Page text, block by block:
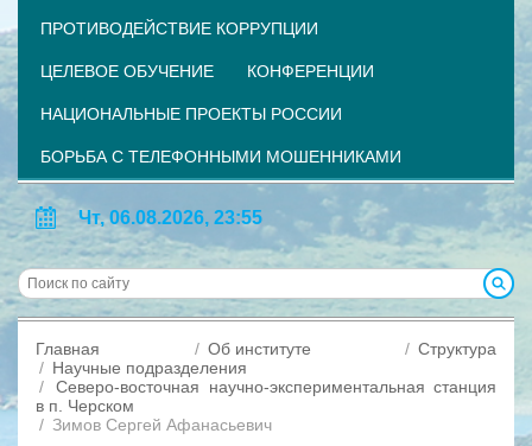
ПРОТИВОДЕЙСТВИЕ КОРРУПЦИИ
ЦЕЛЕВОЕ ОБУЧЕНИЕ КОНФЕРЕНЦИИ
НАЦИОНАЛЬНЫЕ ПРОЕКТЫ РОССИИ
БОРЬБА С ТЕЛЕФОННЫМИ МОШЕННИКАМИ
Чт, 06.08.2026, 23:55
Главная Об институте
Структура
Научные подразделения
Северо-восточная научно-экспериментальная станция
в п. Черском
Зимов Сергей Афанасьевич